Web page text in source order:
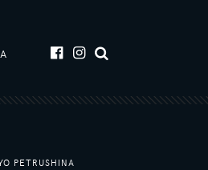
PETRUSHINA